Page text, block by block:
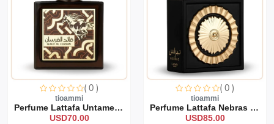
( 0 )
tioammi
Perfume Lattafa Untamed 1...
USD70.00
( 0 )
tioammi
Perfume Lattafa Nebras 10...
USD85.00